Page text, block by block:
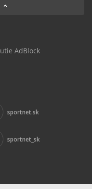
AdBlock
sportnet.sk
sportnet_sk